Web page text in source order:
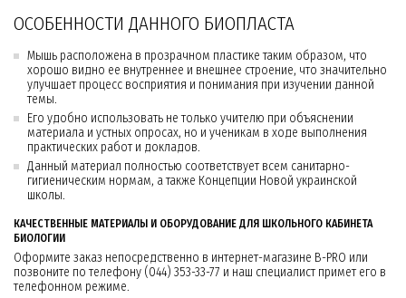
ОСОБЕННОСТИ ДАННОГО БИОПЛАСТА
Мышь расположена в прозрачном пластике таким образом, что
хорошо видно ее внутреннее и внешнее строение, что значительно
улучшает процесс восприятия и понимания при изучении данной
темы.
Его удобно использовать не только учителю при объяснении
материала и устных опросах, но и ученикам в ходе выполнения
практических работ и докладов.
Данный материал полностью соответствует всем санитарно-
гигиеническим нормам, а также Концепции Новой украинской
школы.
КАЧЕСТВЕННЫЕ МАТЕРИАЛЫ И ОБОРУДОВАНИЕ ДЛЯ ШКОЛЬНОГО КАБИНЕТА
БИОЛОГИИ
Оформите заказ непосредственно в интернет-магазине B-PRO или
позвоните по телефону (044) 353-33-77 и наш специалист примет его в
телефонном режиме.